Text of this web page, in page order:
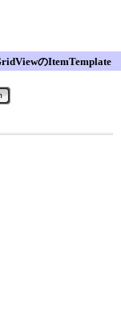
のItemTemplate